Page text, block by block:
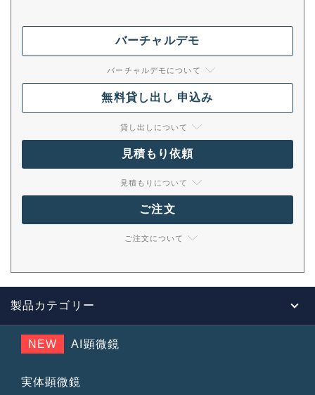
バーチャルデモ
バーチャルデモについて
無料貸し出し 申込み
貸し出しについて
見積もり依頼
見積もりについて
ご注文
ご注文について
製品カテゴリー
NEW AI顕微鏡
実体顕微鏡